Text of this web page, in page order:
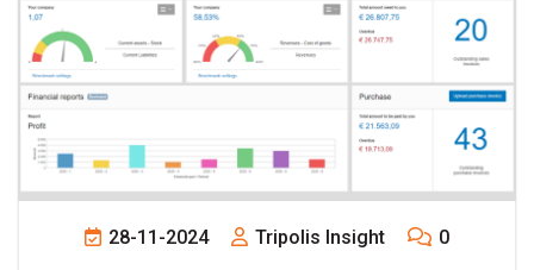
28-11-2024 Tripolis Insight 0